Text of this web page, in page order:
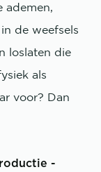
ademen,
de weefsels
loslaten die
als
voor? Dan
-